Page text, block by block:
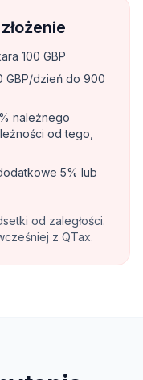
100 GBP
GBP/dzień do 900
należnego
od tego,
5% lub
od zaległości.
z QTax.